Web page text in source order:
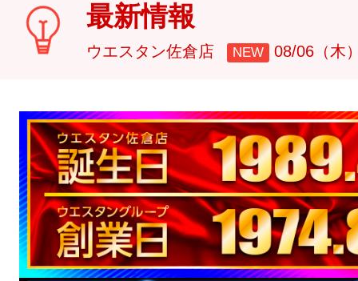
最新情報
ウエスタン佐倉店 NEW 08/06（木